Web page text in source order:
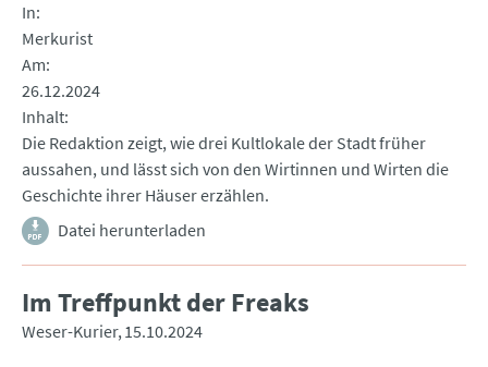
In
Merkurist
Am
26.12.2024
Inhalt
Die Redaktion zeigt, wie drei Kultlokale der Stadt früher
aussahen, und lässt sich von den Wirtinnen und Wirten die
Geschichte ihrer Häuser erzählen.
Datei herunterladen
Im Treffpunkt der Freaks
Weser-Kurier 15.10.2024